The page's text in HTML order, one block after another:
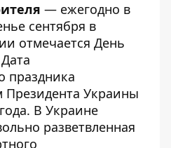
— ежегодно в
сентября в
отмечается День
праздника
Президента Украины
В Украине
разветвленная